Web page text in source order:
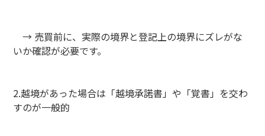
→ 売買前に、実際の境界と登記上の境界にズレがな
いか確認が必要です。
2.越境があった場合は「越境承諾書」や「覚書」を交わ
すのが一般的